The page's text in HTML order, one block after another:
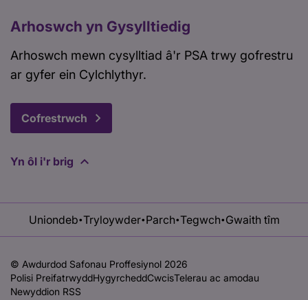
Arhoswch yn Gysylltiedig
Arhoswch mewn cysylltiad â'r PSA trwy gofrestru
ar gyfer ein Cylchlythyr.
Cofrestrwch
Yn ôl i'r brig
Uniondeb•Tryloywder• Parch•Tegwch• Gwaith tîm
© Awdurdod Safonau Proffesiynol 2026
Polisi PreifatrwyddHygyrcheddCwcisTelerau ac amodau
Newyddion RSS